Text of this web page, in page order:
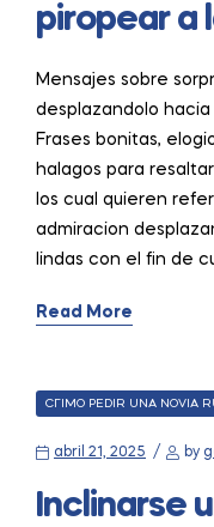
piropear a
Mensajes sobre
desplazandolo
Frases bonitas,
halagos para
los cual quieren
admiracion
lindas con el fin de
Read More
CATEGORIES
CГІMO PEDIR UNA NOVIA
abril 21, 2025 by
Inclinarse